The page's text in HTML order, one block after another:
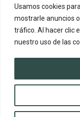
Usamos cookies
mostrarle anuncios
tráfico. Al hacer clic
nuestro uso de las
Как техника
временем
03/02/2025
повседневной
взвешенные
время. Эту
Leer más »